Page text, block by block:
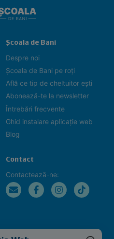
Școala de Bani
Despre noi
Școala de Bani pe roți
Află ce tip de cheltuitor ești
Abonează-te la newsletter
Întrebări frecvente
Ghid instalare aplicație web
Blog
Contact
Contactează-ne: